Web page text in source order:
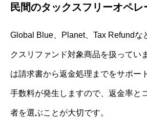
民間のタックスフリーオペレ
Global Blue、Planet、Tax Refundな
クスリファンド対象商品を扱ってい
は請求書から返金処理までをサポー
手数料が発生しますので、返金率と
者を選ぶことが大切です。